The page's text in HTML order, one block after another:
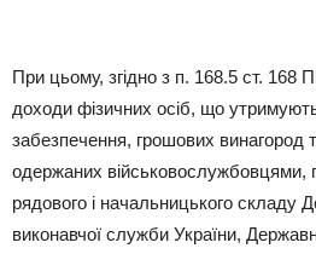
При цьому, згідно з п. 168.5 ст. 168
доходи фізичних осіб, що
забезпечення, грошових винагород
одержаних військовослужбовцями,
рядового і начальницького складу
виконавчої служби України,